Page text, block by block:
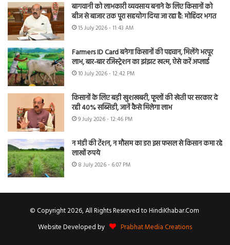
बागवानी को लाभकारी व्यवसाय बनाने के लिए किसानों को
बीज से बाजार तक पूरा सहयोग दिया जा रहा है: मोहिंदर भगत
15 July 2026 - 11:43 AM
Farmers ID Card बनेगा किसानों की पहचान, मिलेंगे भरपूर
लाभ, बार-बार रजिस्ट्रेशन का झंझट खत्म, ऐसे करें अप्लाई
10 July 2026 - 12:42 PM
किसानों के लिए बड़ी खुशखबरी, फूलों की खेती पर सरकार दे
रही 40% सब्सिडी, जानें कैसे मिलेगा लाभ
9 July 2026 - 12:46 PM
न मंडी की टेंशन, न मौसम का डर! इस फसल से किसान कमा रहे
लाखों रुपये
8 July 2026 - 6:07 PM
© Copyright 2026, All Rights Reserved to HindiKhabar.Com
Website Developed by
Prabhat Media Creations